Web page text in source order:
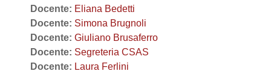
Docente: Eliana Bedetti
Docente: Simona Brugnoli
Docente: Giuliano Brusaferro
Docente: Segreteria CSAS
Docente: Laura Ferlini